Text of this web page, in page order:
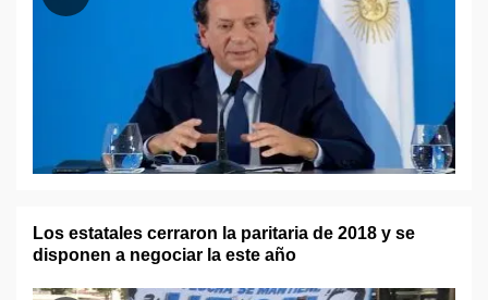
Los estatales cerraron la paritaria de 2018 y se
disponen a negociar la este año